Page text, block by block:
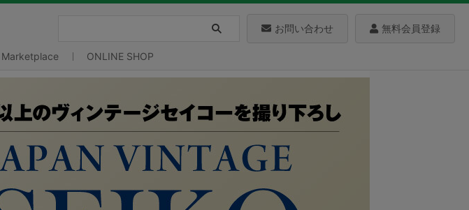
お問い合わせ 無料会員登録
Marketplace ONLINE SHOP